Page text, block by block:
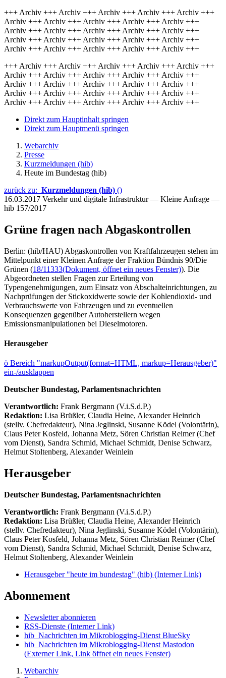
+++ Archiv +++ Archiv +++ Archiv +++ Archiv +++ Archiv +++
Archiv +++ Archiv +++ Archiv +++ Archiv +++ Archiv +++
Archiv +++ Archiv +++ Archiv +++ Archiv +++ Archiv +++
Archiv +++ Archiv +++ Archiv +++ Archiv +++ Archiv +++
Archiv +++ Archiv +++ Archiv +++ Archiv +++ Archiv +++
+++ Archiv +++ Archiv +++ Archiv +++ Archiv +++ Archiv +++
Archiv +++ Archiv +++ Archiv +++ Archiv +++ Archiv +++
Archiv +++ Archiv +++ Archiv +++ Archiv +++ Archiv +++
Archiv +++ Archiv +++ Archiv +++ Archiv +++ Archiv +++
Archiv +++ Archiv +++ Archiv +++ Archiv +++ Archiv +++
Direkt zum Hauptinhalt springen
Direkt zum Hauptmenü springen
Webarchiv
Presse
Kurzmeldungen (hib)
Heute im Bundestag (hib)
zurück zu: Kurzmeldungen (hib) ()
16.03.2017 Verkehr und digitale Infrastruktur — Kleine Anfrage —
hib 157/2017
Grüne fragen nach Abgaskontrollen
Berlin: (hib/HAU) Abgaskontrollen von Kraftfahrzeugen stehen im
Mittelpunkt einer Kleinen Anfrage der Fraktion Bündnis 90/Die
Grünen (18/11333(Dokument, öffnet ein neues Fenster)). Die
Abgeordneten stellen Fragen zur Erteilung von
Typengenehmigungen, zum Einsatz von Abschalteinrichtungen, zu
Nachprüfungen der Stickoxidwerte sowie der Kohlendioxid- und
Verbrauchswerte von Fahrzeugen und zu eventuellen
Konsequenzen gegenüber Autoherstellern wegen
Emissionsmanipulationen bei Dieselmotoren.
Herausgeber
ö Bereich "markupOutput(format=HTML, markup=Herausgeber)"
ein-/ausklappen
Deutscher Bundestag, Parlamentsnachrichten
Verantwortlich: Frank Bergmann (V.i.S.d.P.)
Redaktion: Lisa Brüßler, Claudia Heine, Alexander Heinrich
(stellv. Chefredakteur), Nina Jeglinski, Susanne Ködel (Volontärin),
Claus Peter Kosfeld, Johanna Metz, Sören Christian Reimer (Chef
vom Dienst), Sandra Schmid, Michael Schmidt, Denise Schwarz,
Helmut Stoltenberg, Alexander Weinlein
Herausgeber
Deutscher Bundestag, Parlamentsnachrichten
Verantwortlich: Frank Bergmann (V.i.S.d.P.)
Redaktion: Lisa Brüßler, Claudia Heine, Alexander Heinrich
(stellv. Chefredakteur), Nina Jeglinski, Susanne Ködel (Volontärin),
Claus Peter Kosfeld, Johanna Metz, Sören Christian Reimer (Chef
vom Dienst), Sandra Schmid, Michael Schmidt, Denise Schwarz,
Helmut Stoltenberg, Alexander Weinlein
Herausgeber "heute im bundestag" (hib) (Interner Link)
Abonnement
Newsletter abonnieren
RSS-Dienste (Interner Link)
hib_Nachrichten im Mikroblogging-Dienst BlueSky
hib_Nachrichten im Mikroblogging-Dienst Mastodon
(Externer Link, Link öffnet ein neues Fenster)
Webarchiv